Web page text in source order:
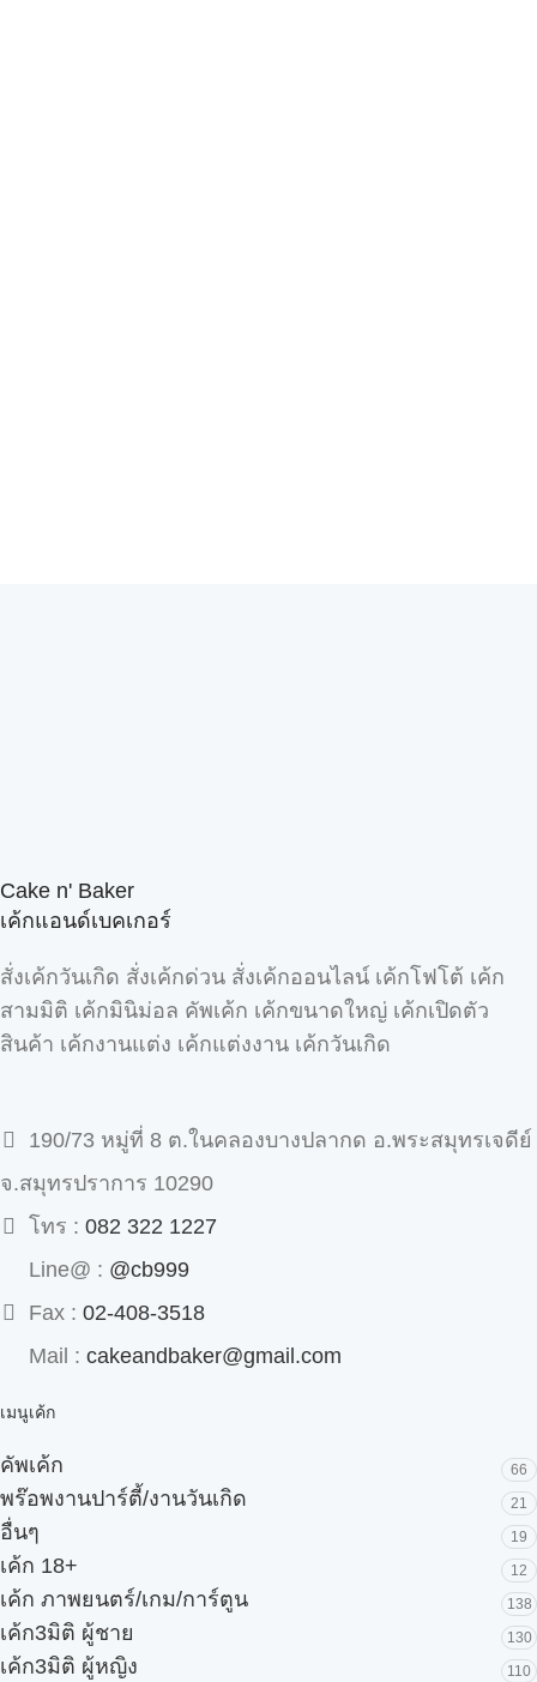
Cake n' Baker
เค้กแอนด์เบคเกอร์
สั่งเค้กวันเกิด สั่งเค้กด่วน สั่งเค้กออนไลน์ เค้กโฟโต้ เค้ก
สามมิติ เค้กมินิม่อล คัพเค้ก เค้กขนาดใหญ่ เค้กเปิดตัว
สินค้า เค้กงานแต่ง เค้กแต่งงาน เค้กวันเกิด
190/73 หมู่ที่ 8 ต.ในคลองบางปลากด อ.พระสมุทรเจดีย์
จ.สมุทรปราการ 10290
โทร : 082 322 1227
Line@ : @cb999
Fax : 02-408-3518
Mail : cakeandbaker@gmail.com
เมนูเค้ก
คัพเค้ก 66
พร๊อพงานปาร์ตี้/งานวันเกิด 21
อื่นๆ 19
เค้ก 18+ 12
เค้ก ภาพยนตร์/เกม/การ์ตูน 138
เค้ก3มิติ ผู้ชาย 130
เค้ก3มิติ ผู้หญิง 110